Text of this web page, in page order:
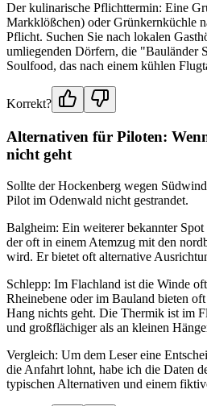
Der kulinarische Pflichttermin: Eine
Markklößchen) oder Grünkernküchle
Pflicht. Suchen Sie nach lokalen
umliegenden Dörfern, die "Bauländer
Soulfood, das nach einem kühlen
Korrekt?
Alternativen für Piloten:
nicht geht
Sollte der Hockenberg wegen
Pilot im Odenwald nicht gestrandet.
Balgheim: Ein weiterer bekannter
der oft in einem Atemzug mit den
wird. Er bietet oft alternative
Schlepp: Im Flachland ist die Winde
Rheinebene oder im Bauland bieten
Hang nichts geht. Die Thermik ist im
und großflächiger als an kleinen
Vergleich: Um dem Leser eine
die Anfahrt lohnt, habe ich die Daten
typischen Alternativen und einem